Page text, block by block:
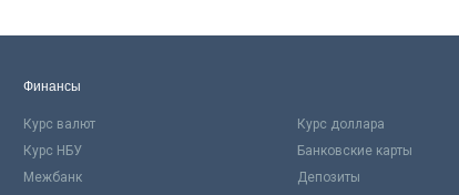
Финансы
Курс валют Курс доллара
Курс НБУ
Банковские карты
Межбанк
Депозиты